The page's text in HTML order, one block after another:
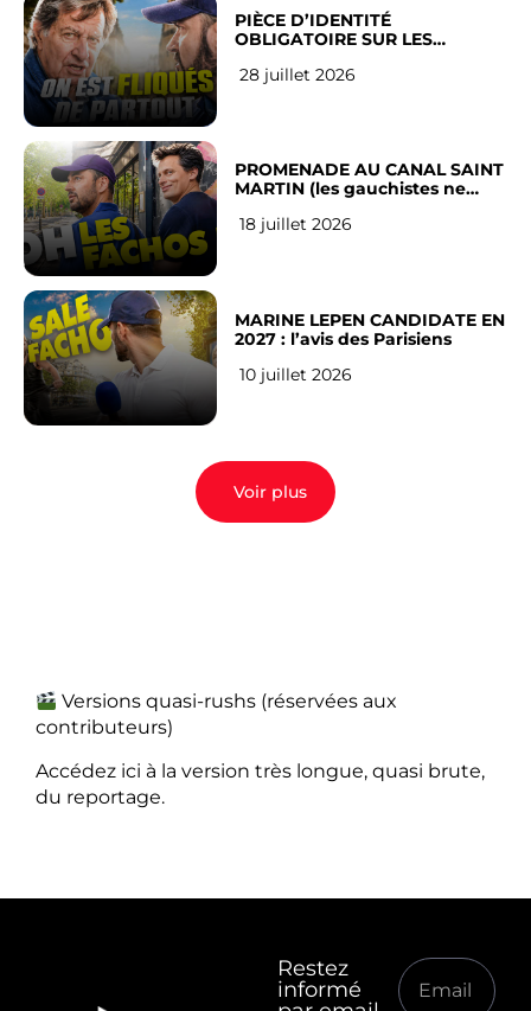
PIÈCE D’IDENTITÉ
OBLIGATOIRE SUR LES
Français
28 juillet 2026
PROMENADE AU CANAL SAINT
MARTIN (les gauchistes ne
18 juillet 2026
MARINE LEPEN CANDIDATE EN
2027 : l’avis des Parisiens
10 juillet 2026
Voir plus
Versions quasi-rushs (réservées aux
contributeurs)
Accédez ici à la version très longue, quasi brute,
du reportage.
Restez
informé